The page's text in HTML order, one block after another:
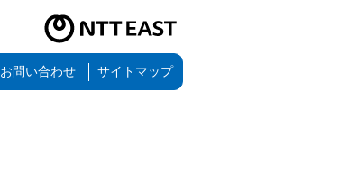
NTT東日本公式サイト（新しいタブで開きます）
お問い合わせ サイトマップ